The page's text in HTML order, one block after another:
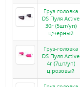
Груз-головка
DS Пуля Active
30г (5шт/уп)
ц:черный
Груз-головка
DS Пуля Active
4г (7шт/уп)
ц:розовый